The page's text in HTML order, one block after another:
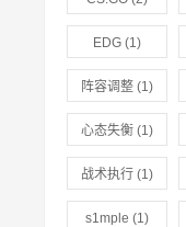
EDG (1)
阵容调整 (1)
心态失衡 (1)
战术执行 (1)
s1mple (1)